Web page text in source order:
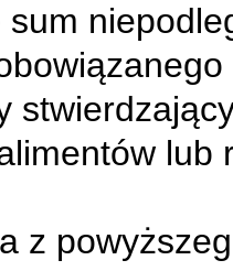
lub
z